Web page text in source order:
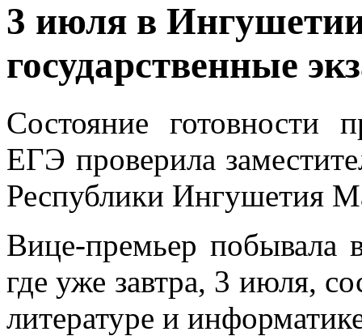
3 июля в
государственные
Состояние готовности
ЕГЭ проверила
Республики Ингушетия
Вице-премьер
где уже завтра, 3 июля,
литературе и